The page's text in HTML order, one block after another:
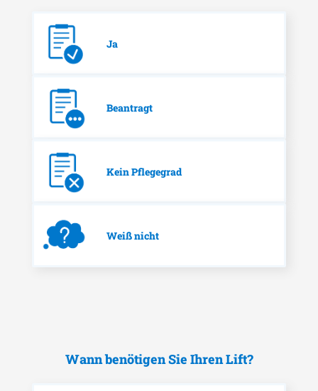
Ja
Beantragt
Kein Pflegegrad
Weiß nicht
Wann benötigen Sie Ihren Lift?